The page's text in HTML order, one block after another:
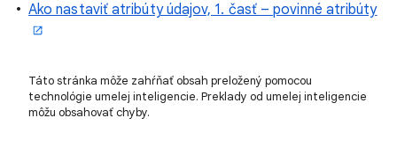
Ako nastaviť atribúty údajov, 1. časť – povinné atribúty
Táto stránka môže zahŕňať obsah preložený pomocou
technológie umelej inteligencie. Preklady od umelej inteligencie
môžu obsahovať chyby.